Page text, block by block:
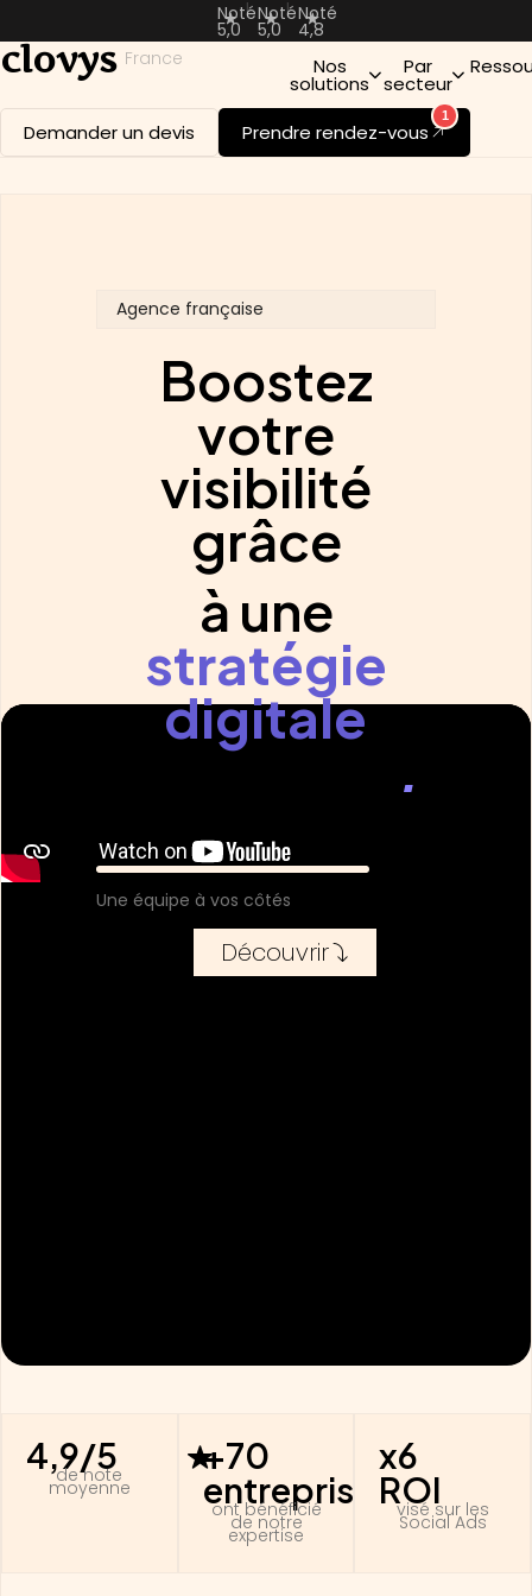
Noté
5,0
| Noté
5,0
| Noté
4,8
clovys France Nos
solutions
Par
secteur
Demander un devis Prendre rendez-vous
1
Agence française
Boostez
votre
visibilité
grâce
à une
stratégie
digitale
millimétrée .
Une équipe à vos côtés
Découvrir
4,9/5
de note
moyenne
+70
entreprises
ont bénéficié
de notre
expertise
x6
ROI
visé sur les
Social Ads